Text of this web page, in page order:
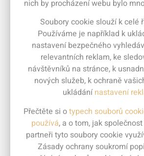
nich by procházení webu bylo
Soubory cookie slouží k celé
Používáme je například k
nastavení bezpečného
relevantních reklam, ke
návštěvníků na stránce, k
nových služeb, k ochraně
ukládánínastavení
Přečtěte si otypech souborů
používá, a o tom, jak
partneři tyto soubory cookie
Zásady ochrany soukromí